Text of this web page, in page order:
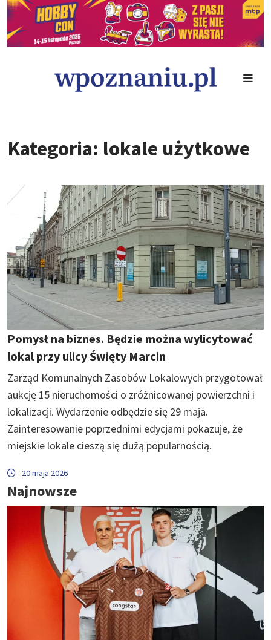
Kategoria: lokale użytkowe
Pomysł na biznes. Będzie można wylicytować
lokal przy ulicy Święty Marcin
Zarząd Komunalnych Zasobów Lokalowych przygotował
aukcję 15 nieruchomości o zróżnicowanej powierzchni i
lokalizacji. Wydarzenie odbędzie się 29 maja.
Zainteresowanie poprzednimi edycjami pokazuje, że
miejskie lokale cieszą się dużą popularnością.
20 maja 2026
Najnowsze